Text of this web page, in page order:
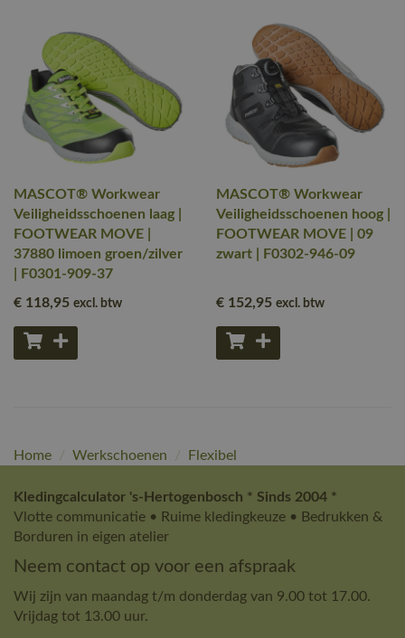
MASCOT® Workwear
Veiligheidsschoenen laag |
FOOTWEAR MOVE |
37880 limoen groen/zilver
| F0301-909-37
€ 118,95 excl. btw
MASCOT® Workwear
Veiligheidsschoenen hoog |
FOOTWEAR MOVE | 09
zwart | F0302-946-09
€ 152,95 excl. btw
Home / Werkschoenen / Flexibel
Kledingcalculator 's-Hertogenbosch * Sinds 2004 *
Vlotte communicatie • Ruime kledingkeuze • Bedrukken &
Borduren in eigen atelier
Neem contact op voor een afspraak
Wij zijn van maandag t/m donderdag van 9.00 tot 17.00.
Vrijdag tot 13.00 uur.